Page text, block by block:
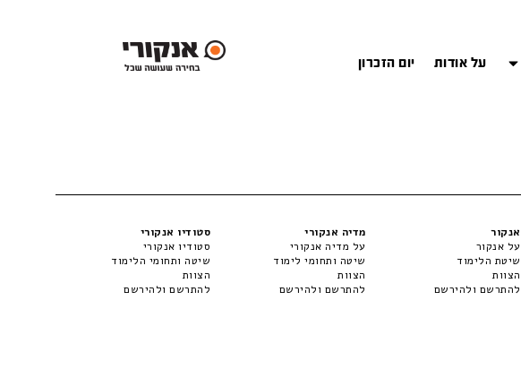
על אודות יום הזכרון
אנקור
על אנקור
שיטת הלימוד
הצוות
להתרשם ולהירשם
מדיה אנקורי
על מדיה אנקורי
שיטה ותחומי לימוד
הצוות
להתרשם ולהירשם
סטודיו אנקורי
סטודיו אנקורי
שיטה ותחומי הלימוד
הצוות
להתרשם ולהירשם